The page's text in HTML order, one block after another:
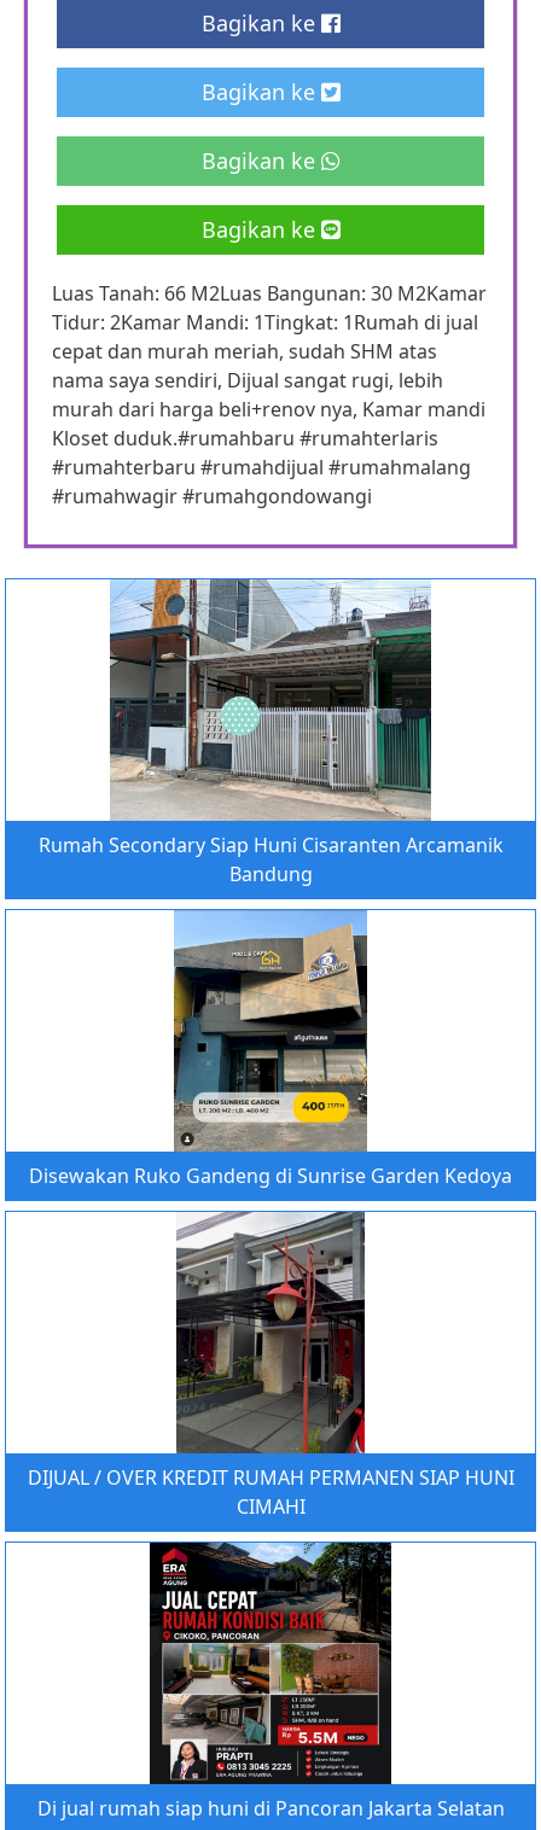
Bagikan ke
Bagikan ke
Bagikan ke
Bagikan ke
Luas Tanah: 66 M2Luas Bangunan: 30 M2Kamar
Tidur: 2Kamar Mandi: 1Tingkat: 1Rumah di jual
cepat dan murah meriah, sudah SHM atas
nama saya sendiri, Dijual sangat rugi, lebih
murah dari harga beli+renov nya, Kamar mandi
Kloset duduk.#rumahbaru #rumahterlaris
#rumahterbaru #rumahdijual #rumahmalang
#rumahwagir #rumahgondowangi
Rumah Secondary Siap Huni Cisaranten Arcamanik
Bandung
Disewakan Ruko Gandeng di Sunrise Garden Kedoya
DIJUAL / OVER KREDIT RUMAH PERMANEN SIAP HUNI
CIMAHI
Di jual rumah siap huni di Pancoran Jakarta Selatan